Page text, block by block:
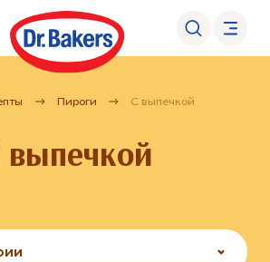
Пироги С выпечкой
выпечкой